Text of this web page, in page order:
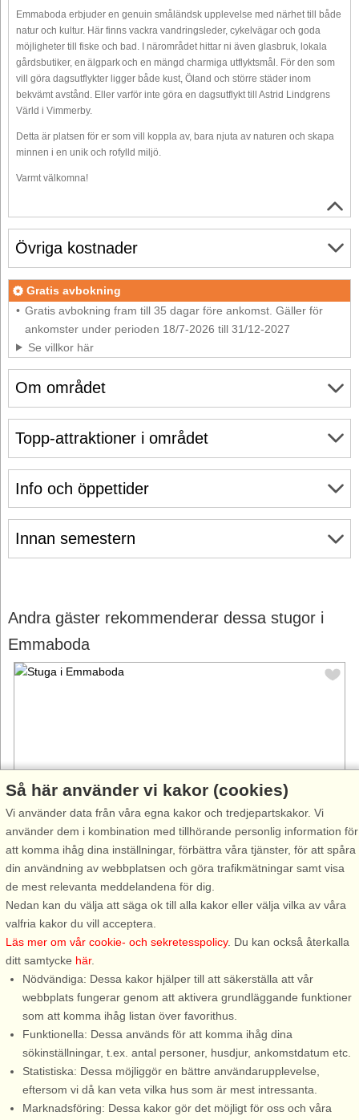
Emmaboda erbjuder en genuin småländsk upplevelse med närhet till både
natur och kultur. Här finns vackra vandringsleder, cykelvägar och goda
möjligheter till fiske och bad. I närområdet hittar ni även glasbruk, lokala
gårdsbutiker, en älgpark och en mängd charmiga utflyktsmål. För den som
vill göra dagsutflykter ligger både kust, Öland och större städer inom
bekvämt avstånd. Eller varför inte göra en dagsutflykt till Astrid Lindgrens
Värld i Vimmerby.
Detta är platsen för er som vill koppla av, bara njuta av naturen och skapa
minnen i en unik och rofylld miljö.
Varmt välkomna!
Om området
Info och öppettider
Innan semestern
Övriga kostnader
Gratis avbokning
Gratis avbokning fram till 35 dagar före ankomst. Gäller för
ankomster under perioden 18/7-2026 till 31/12-2027
Se villkor här
Topp-attraktioner i området
Andra gäster rekommenderar dessa stugor i
Emmaboda
Stugnr: 65475
Emmaboda
4 personer, 65 m²
45 m till sjö/hav:.
Välkommen till ett nyrenoverat idylliskt semesterparadis strax
utanför Emmaboda med egen sjötomt, privat brygga och
sandstrand – perfekt för er som söker lugn, natur och
avskildhet. Här bor ni på en egen ...
från 8.536 SEK
Så här använder vi kakor (cookies)
Vi använder data från våra egna kakor och tredjepartskakor. Vi
använder dem i kombination med tillhörande personlig information för
att komma ihåg dina inställningar, förbättra våra tjänster, för att spåra
din användning av webbplatsen och göra trafikmätningar samt visa
de mest relevanta meddelandena för dig.
Nedan kan du välja att säga ok till alla kakor eller välja vilka av våra
valfria kakor du vill acceptera.
Läs mer om vår cookie- och sekretesspolicy. Du kan också återkalla
ditt samtycke här.
Nödvändiga: Dessa kakor hjälper till att säkerställa att vår
webbplats fungerar genom att aktivera grundläggande funktioner
som att komma ihåg listan över favorithus.
Funktionella: Dessa används för att komma ihåg dina
sökinställningar, t.ex. antal personer, husdjur, ankomstdatum etc.
Statistiska: Dessa möjliggör en bättre användarupplevelse,
eftersom vi då kan veta vilka hus som är mest intressanta.
Marknadsföring: Dessa kakor gör det möjligt för oss och våra